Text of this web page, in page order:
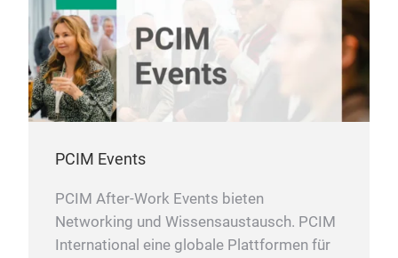
PCIM Events
PCIM After-Work Events bieten
Networking und Wissensaustausch. PCIM
International eine globale Plattformen für